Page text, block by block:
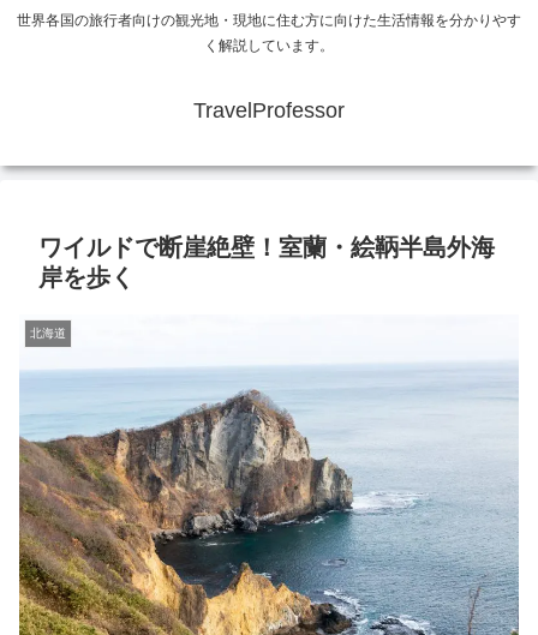
世界各国の旅行者向けの観光地・現地に住む方に向けた生活情報を分かりやす
く解説しています。
TravelProfessor
ワイルドで断崖絶壁！室蘭・絵鞆半島外海
岸を歩く
北海道